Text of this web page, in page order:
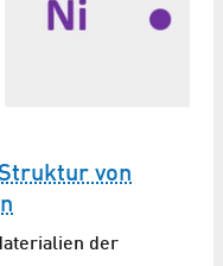
von
der